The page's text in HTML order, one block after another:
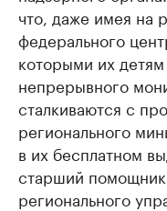
что, даже имея на
федерального
которыми их
непрерывного
сталкиваются с
регионального
в их бесплатном
старший помощник
регионального